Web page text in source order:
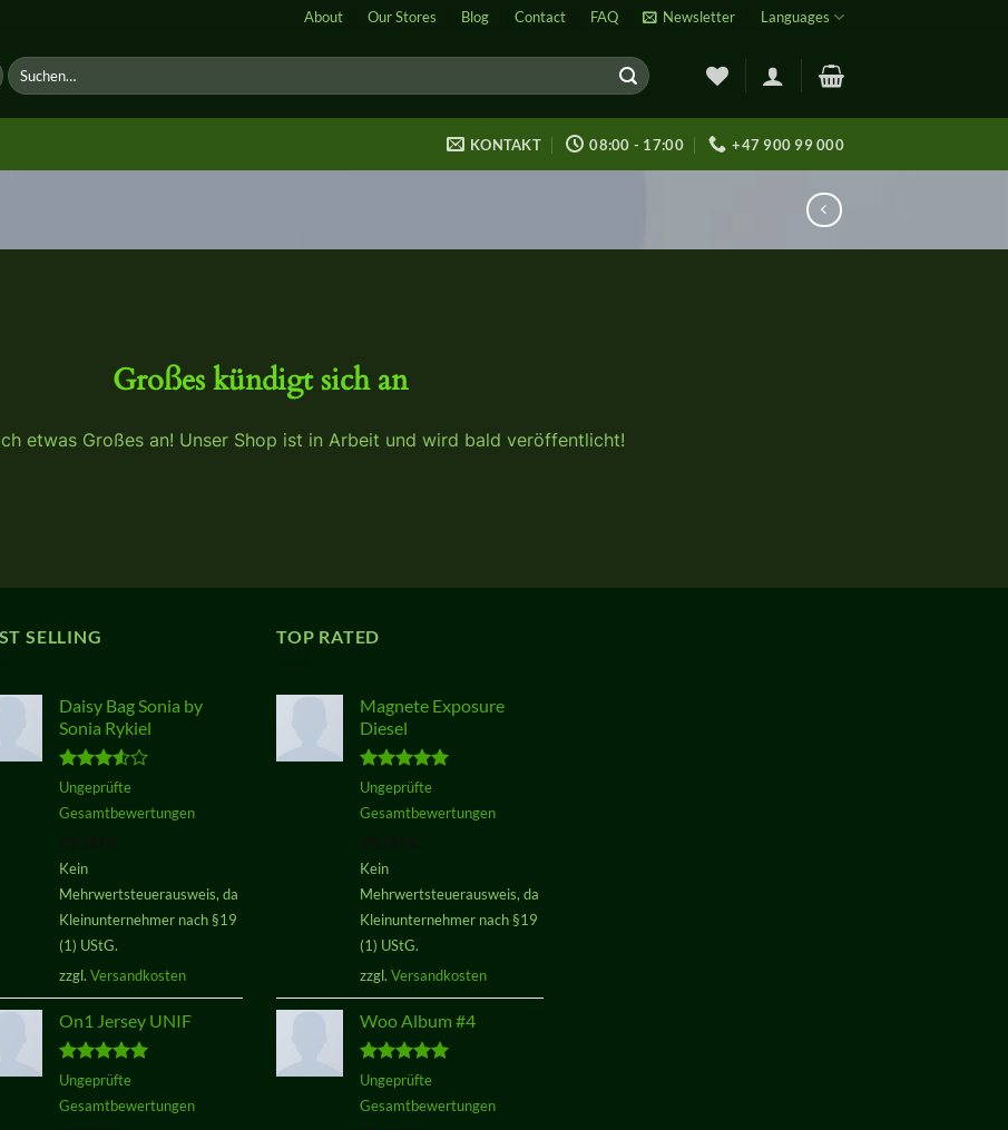
About Our Stores Blog Contact FAQ Newsletter Languages
Suche
nach:
KONTAKT 08:00 - 17:00 +47 900 99 000
Großes kündigt sich an
etwas Großes an! Unser Shop ist in Arbeit und wird bald veröffentlicht!
SELLING
Daisy Bag Sonia by
Sonia Rykiel
Bewertet
von 5
Ungeprüfte
Gesamtbewertungen
Kein
Mehrwertsteuerausweis, da
Kleinunternehmer nach §19
(1) UStG.
zzgl. Versandkosten
On1 Jersey UNIF
Bewertet
von 5
Ungeprüfte
Gesamtbewertungen
TOP RATED
Magnete Exposure
Diesel
Bewertet
von 5
Ungeprüfte
Gesamtbewertungen
Kein
Mehrwertsteuerausweis, da
Kleinunternehmer nach §19
(1) UStG.
zzgl. Versandkosten
Woo Album #4
Bewertet
von 5
Ungeprüfte
Gesamtbewertungen